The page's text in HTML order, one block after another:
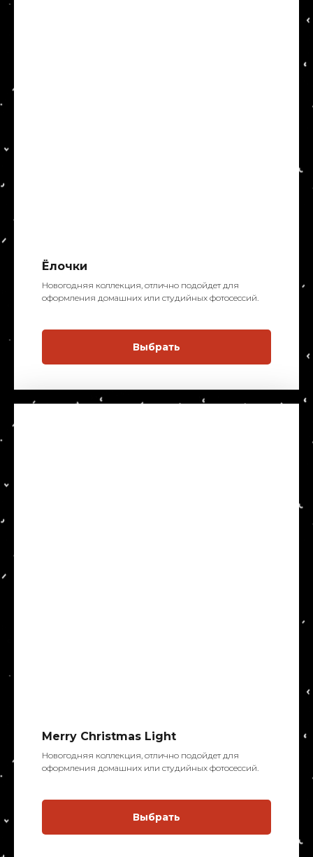
Ёлочки
Новогодняя коллекция, отлично подойдет для
оформления домашних или студийных фотосессий.
Выбрать
Merry Christmas Light
Новогодняя коллекция, отлично подойдет для
оформления домашних или студийных фотосессий.
Выбрать